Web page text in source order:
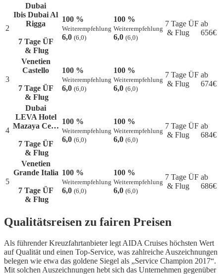
2
Dubai
Ibis Dubai Al
Rigga
7 Tage ÜF
& Flug
100 %
Weiterempfehlung
6,0 (6,0)
100 %
Weiterempfehlung
6,0 (6,0)
7 Tage ÜF
& Flug
ab
656€
3
Venetien
Castello
7 Tage ÜF
& Flug
100 %
Weiterempfehlung
6,0 (6,0)
100 %
Weiterempfehlung
6,0 (6,0)
7 Tage ÜF
& Flug
ab
674€
4
Dubai
LEVA Hotel
Mazaya Ce…
7 Tage ÜF
& Flug
100 %
Weiterempfehlung
6,0 (6,0)
100 %
Weiterempfehlung
6,0 (6,0)
7 Tage ÜF
& Flug
ab
684€
5
Venetien
Grande Italia
7 Tage ÜF
& Flug
100 %
Weiterempfehlung
6,0 (6,0)
100 %
Weiterempfehlung
6,0 (6,0)
7 Tage ÜF
& Flug
ab
686€
Qualitätsreisen zu fairen Preisen
Als führender Kreuzfahrtanbieter legt AIDA Cruises höchsten Wert
auf Qualität und einen Top-Service, was zahlreiche Auszeichnungen
belegen wie etwa das goldene Siegel als „Service Champion 2017“.
Mit solchen Auszeichnungen hebt sich das Unternehmen gegenüber